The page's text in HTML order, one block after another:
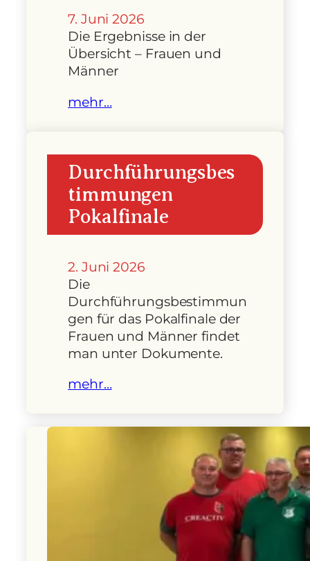
7. Juni 2026
Die Ergebnisse in der
Übersicht – Frauen und
Männer
mehr…
Durchführungsbes
timmungen
Pokalfinale
2. Juni 2026
Die
Durchführungsbestimmun
gen für das Pokalfinale der
Frauen und Männer findet
man unter Dokumente.
mehr…